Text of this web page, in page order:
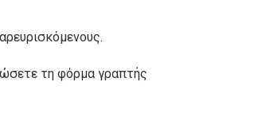
τη φόρμα γραπτής